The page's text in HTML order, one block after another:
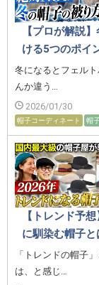
【プロが解説
ける5つのポイ
冬になるとフェル
んか違う…
2026/01/30
帽子コーディネート 帽
【トレンド予
に馴染む帽子と
「トレンドの帽子
は、と感じ…